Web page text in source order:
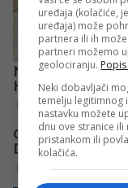
uređaja (kolačiće,
uređaja) može
partnera ili ih
partneri možemo
geolociranju.
Neki dobavljači
temelju legitimnog
nastavku možete
dnu ove stranice
pristankom ili
kolačića.